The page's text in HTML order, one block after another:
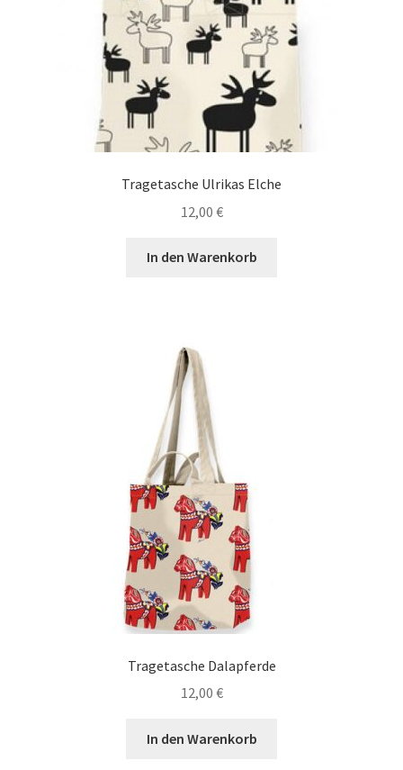
Tragetasche Ulrikas Elche
12,00 €
In den Warenkorb
Tragetasche Dalapferde
12,00 €
In den Warenkorb